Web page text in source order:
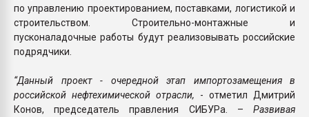
по управлению проектированием, поставками, логистикой и
строительством. Строительно-монтажные и
пусконаладочные работы будут реализовывать российские
подрядчики.
“Данный проект - очередной этап импортозамещения в
российской нефтехимической отрасли, - отметил Дмитрий
Конов, председатель правления СИБУРа. – Развивая